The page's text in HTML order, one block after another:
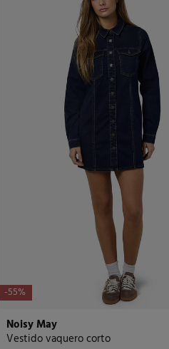
-55%
Noisy May
Vestido vaquero corto